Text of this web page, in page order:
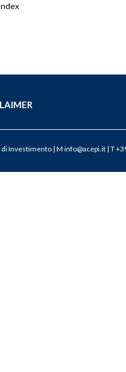
Investimento | M info@acepi.it| T